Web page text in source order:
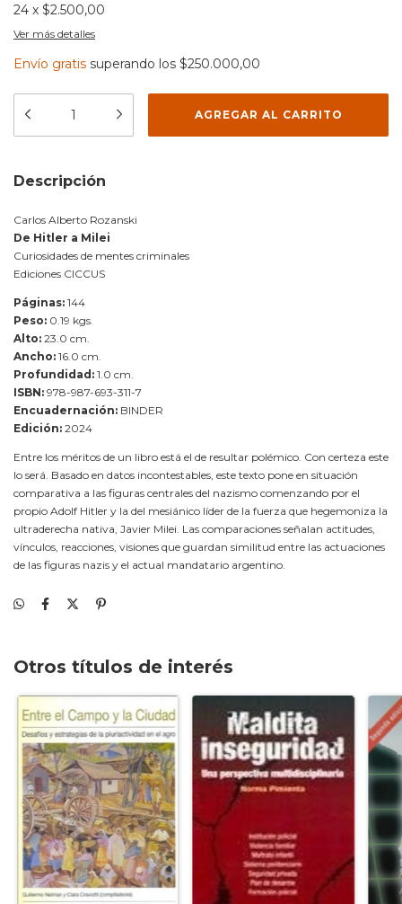
24 x $2.500,00
Ver más detalles
Envío gratis superando los $250.000,00
Descripción
Carlos Alberto Rozanski
De Hitler a Milei
Curiosidades de mentes criminales
Ediciones CICCUS
Páginas: 144
Peso: 0.19 kgs.
Alto: 23.0 cm.
Ancho: 16.0 cm.
Profundidad: 1.0 cm.
ISBN: 978-987-693-311-7
Encuadernación: BINDER
Edición: 2024
Entre los méritos de un libro está el de resultar polémico. Con certeza este
lo será. Basado en datos incontestables, este texto pone en situación
comparativa a las figuras centrales del nazismo comenzando por el
propio Adolf Hitler y la del mesiánico líder de la fuerza que hegemoniza la
ultraderecha nativa, Javier Milei. Las comparaciones señalan actitudes,
vínculos, reacciones, visiones que guardan similitud entre las actuaciones
de las figuras nazis y el actual mandatario argentino.
Otros títulos de interés